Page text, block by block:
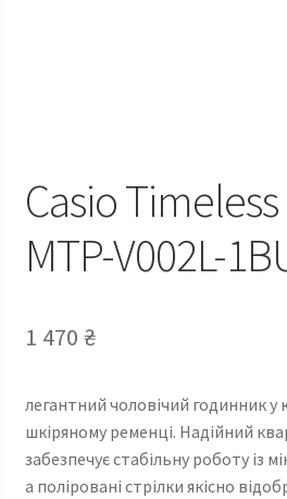
Casio
MTP-V002L-
1 470 ₴
легантний чоловічий годинник у
шкіряному ременці. Надійний
забезпечує стабільну роботу із
а поліровані стрілки якісно